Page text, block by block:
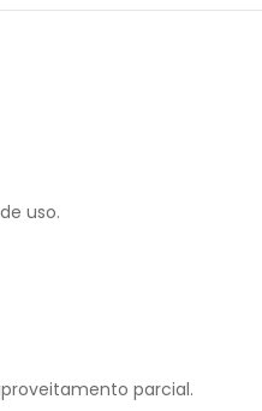
uso.
parcial.